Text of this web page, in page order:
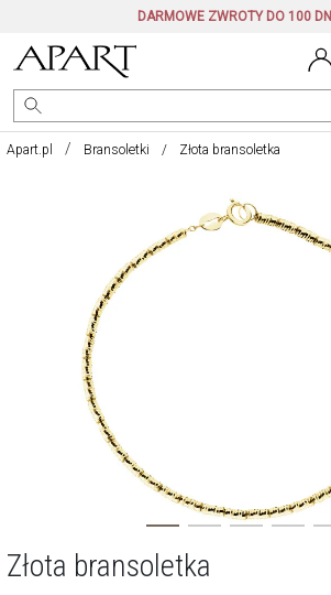
DARMOWE ZWROTY DO 100 DNI
Apart.pl Bransoletki Złota bransoletka
Złota bransoletka